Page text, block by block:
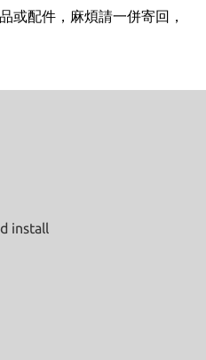
或配件，麻煩請一併寄回，
install